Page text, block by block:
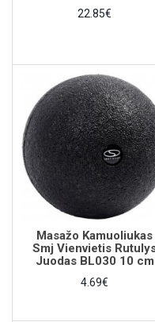
22.85€
Masažo Kamuoliukas
Smj Vienvietis
Juodas BL030 10 cm
4.69€